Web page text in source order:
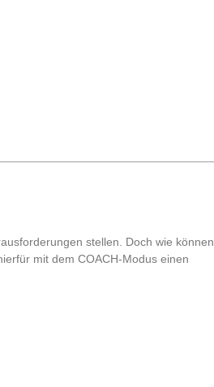
stellen. Doch wie können
mit dem COACH-Modus einen